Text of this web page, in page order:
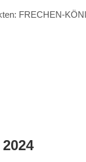
FRECHEN-